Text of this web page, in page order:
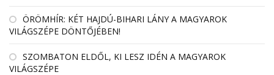
ÖRÖMHÍR: KÉT HAJDÚ-BIHARI LÁNY A MAGYAROK
VILÁGSZÉPE DÖNTŐJÉBEN!
SZOMBATON ELDŐL, KI LESZ IDÉN A MAGYAROK
VILÁGSZÉPE